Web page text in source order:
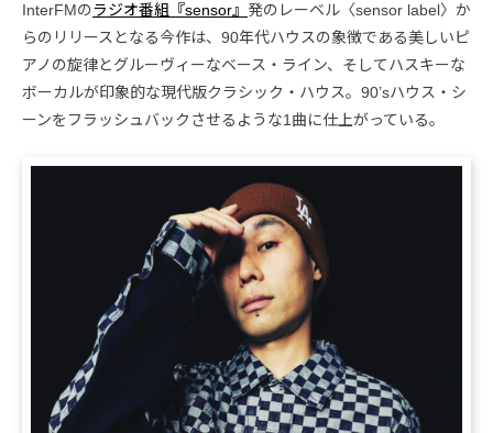
InterFMのラジオ番組『sensor』 発のレーベル〈sensor label〉か
らのリリースとなる今作は、90年代ハウスの象徴である美しいピ
アノの旋律とグルーヴィーなベース・ライン、そしてハスキーな
ボーカルが印象的な現代版クラシック・ハウス。90’sハウス・シ
ーンをフラッシュバックさせるような1曲に仕上がっている。